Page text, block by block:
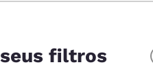
seus filtros